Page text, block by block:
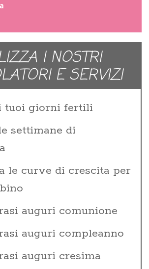
I NOSTRI
E SERVIZI
tuoi giorni fertili
settimane di
le curve di crescita per
auguri comunione
auguri compleanno
auguri cresima